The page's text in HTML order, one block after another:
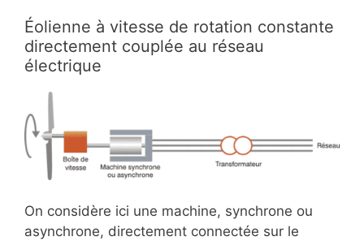
Éolienne à vitesse de rotation constante
directement couplée au réseau
électrique
On considère ici une machine, synchrone ou
asynchrone, directement connectée sur le